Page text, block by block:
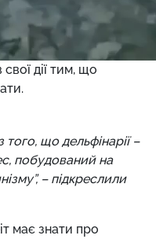
дії тим, що
що дельфінарії –
побудований на
– підкреслили
має знати про